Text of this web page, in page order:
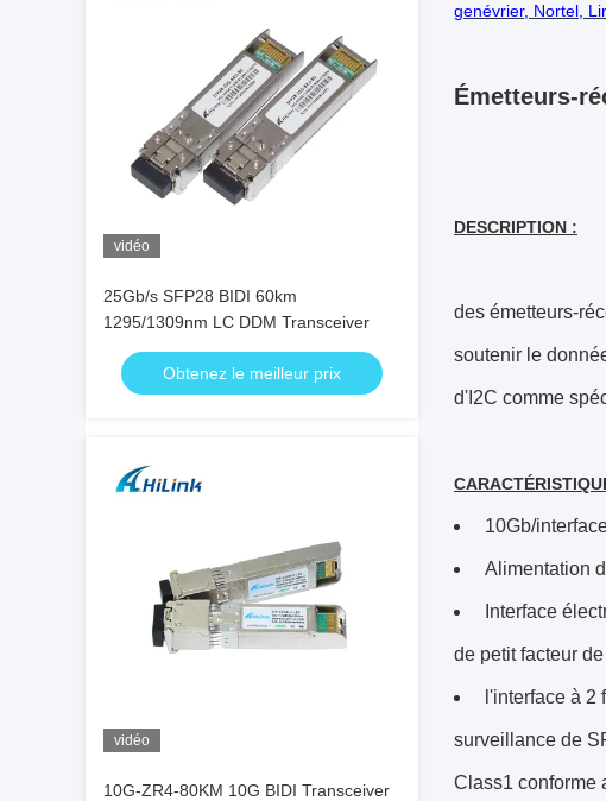
vidéo
25Gb/s SFP28 BIDI 60km
1295/1309nm LC DDM Transceiver
Obtenez le meilleur prix
vidéo
10G-ZR4-80KM 10G BIDI Transceiver
genévrier, Nortel,
Émetteurs-
DESCRIPTION :
des émetteurs-
soutenir le
d'I2C comme
10Gb/
Alimentation
Interface
de petit facteur
l'interface à
surveillance de
Class1 conforme